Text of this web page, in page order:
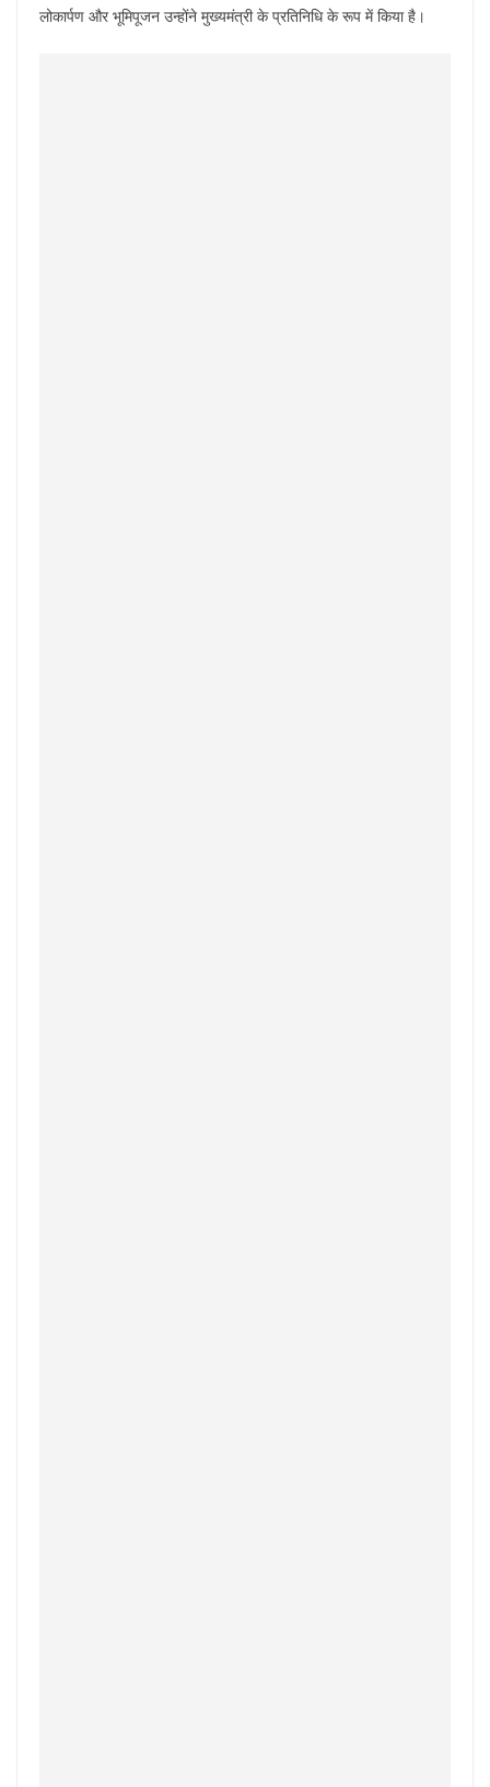
लोकार्पण और भूमिपूजन उन्होंने मुख्यमंत्री के प्रतिनिधि के रूप में किया है।